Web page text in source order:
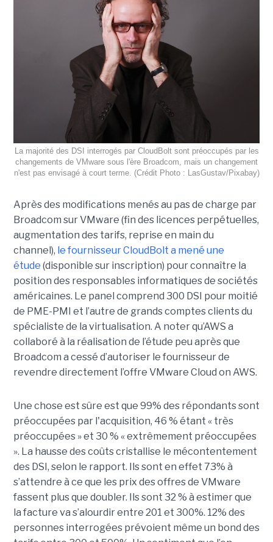
La majorité des DSI interrogés par CloudBolt sont préoccupés par les
changements de VMware sous l'ère Broadcom, mais un changement
n'est pas envisagé à court terme. (Crédit Photo : LasGustav/Pixabay)
Après des modifications menés au pas de charge par
Broadcom sur VMware (fin des licences perpétuelles,
augmentation des tarifs, reprise en main du
channel), le fournisseur CloudBolt a mené une
étude (disponible sur inscription) pour connaître la
position des responsables informatiques de sociétés
américaines. Le panel comprend 300 DSI pour moitié
de PME-PMI et l’autre de grands comptes clients du
spécialiste de la virtualisation. A noter qu’AWS a
collaboré à la réalisation de l’étude peu après que
Broadcom a cessé d’autoriser le fournisseur de
revendre directement l’offre VMware Cloud on AWS.
Une chose est sûre est que 99% des répondants sont
préoccupées par l'acquisition, 46 % étant « très
préoccupées » et 30 % « extrêmement préoccupées
». La hausse des coûts cristallise le mécontentement
des DSI, selon le rapport. Ils sont en effet 73% à
s’attendre à ce que les prix des offres de VMware
fassent plus que doubler. Ils sont 32 % à estimer que
la facture va s’alourdir entre 201 et 300%. 12% des
personnes interrogées prévoient même un bond des